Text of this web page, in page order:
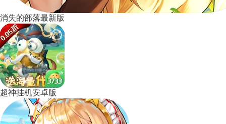
消失的部落最新版
超神挂机安卓版